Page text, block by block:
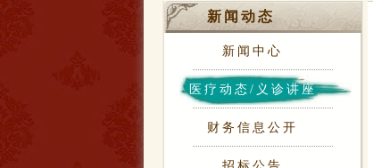
新闻动态
新闻中心
医疗动态/义诊讲座
财务信息公开